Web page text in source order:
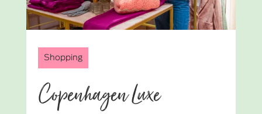
Shopping
Copenhagen Luxe